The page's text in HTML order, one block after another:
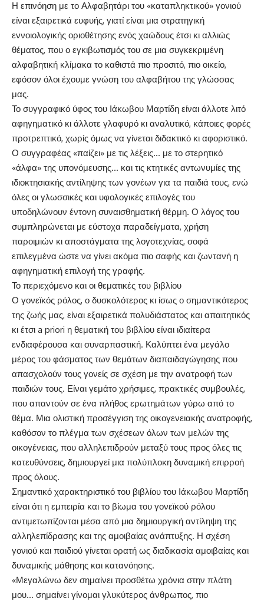
Η επινόηση με το Αλφαβητάρι του «καταπληκτικού» γονιού
είναι εξαιρετικά ευφυής, γιατί είναι μια στρατηγική
εννοιολογικής οριοθέτησης ενός χαώδους έτσι κι αλλιώς
θέματος, που ο εγκιβωτισμός του σε μια συγκεκριμένη
αλφαβητική κλίμακα το καθιστά πιο προσιτό, πιο οικείο,
εφόσον όλοι έχουμε γνώση του αλφαβήτου της γλώσσας
μας.
Το συγγραφικό ύφος του Ιάκωβου Μαρτίδη είναι άλλοτε λιτό
αφηγηματικό κι άλλοτε γλαφυρό κι αναλυτικό, κάποιες φορές
προτρεπτικό, χωρίς όμως να γίνεται διδακτικό κι αφοριστικό.
Ο συγγραφέας «παίζει» με τις λέξεις… με το στερητικό
«άλφα» της υπονόμευσης… και τις κτητικές αντωνυμίες της
ιδιοκτησιακής αντίληψης των γονέων για τα παιδιά τους, ενώ
όλες οι γλωσσικές και υφολογικές επιλογές του
υποδηλώνουν έντονη συναισθηματική θέρμη. Ο λόγος του
συμπληρώνεται με εύστοχα παραδείγματα, χρήση
παροιμιών κι αποστάγματα της λογοτεχνίας, σοφά
επιλεγμένα ώστε να γίνει ακόμα πιο σαφής και ζωντανή η
αφηγηματική επιλογή της γραφής.
Το περιεχόμενο και οι θεματικές του βιβλίου
Ο γονεϊκός ρόλος, ο δυσκολότερος κι ίσως ο σημαντικότερος
της ζωής μας, είναι εξαιρετικά πολυδιάστατος και απαιτητικός
κι έτσι a priori η θεματική του βιβλίου είναι ιδιαίτερα
ενδιαφέρουσα και συναρπαστική. Καλύπτει ένα μεγάλο
μέρος του φάσματος των θεμάτων διαπαιδαγώγησης που
απασχολούν τους γονείς σε σχέση με την ανατροφή των
παιδιών τους. Είναι γεμάτο χρήσιμες, πρακτικές συμβουλές,
που απαντούν σε ένα πλήθος ερωτημάτων γύρω από το
θέμα. Μια ολιστική προσέγγιση της οικογενειακής ανατροφής,
καθόσον το πλέγμα των σχέσεων όλων των μελών της
οικογένειας, που αλληλεπιδρούν μεταξύ τους προς όλες τις
κατευθύνσεις, δημιουργεί μια πολύπλοκη δυναμική επιρροή
προς όλους.
Σημαντικό χαρακτηριστικό του βιβλίου του Ιάκωβου Μαρτίδη
είναι ότι η εμπειρία και το βίωμα του γονεϊκού ρόλου
αντιμετωπίζονται μέσα από μια δημιουργική αντίληψη της
αλληλεπίδρασης και της αμοιβαίας ανάπτυξης. Η σχέση
γονιού και παιδιού γίνεται ορατή ως διαδικασία αμοιβαίας και
δυναμικής μάθησης και κατανόησης.
«Μεγαλώνω δεν σημαίνει προσθέτω χρόνια στην πλάτη
μου… σημαίνει γίνομαι γλυκύτερος άνθρωπος, πιο